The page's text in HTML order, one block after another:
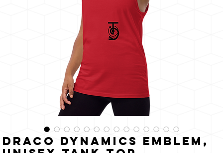
sole
Draco Dynamics Emblem,